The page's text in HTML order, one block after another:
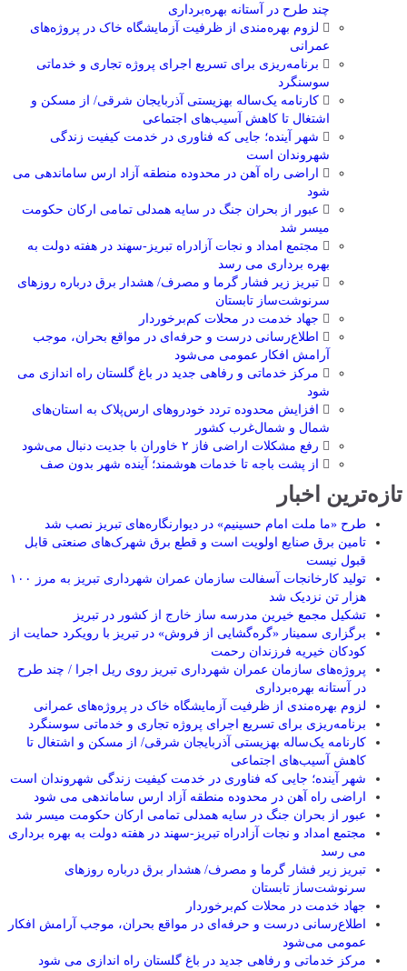
چند طرح در آستانه بهره‌برداری
لزوم بهره‌مندی از ظرفیت آزمایشگاه خاک در پروژه‌های
عمرانی
برنامه‌ریزی برای تسریع اجرای پروژه تجاری و خدماتی
سوسنگرد
کارنامه یک‌ساله بهزیستی آذربایجان شرقی/ از مسکن و
اشتغال تا کاهش آسیب‌های اجتماعی
شهر آینده؛ جایی که فناوری در خدمت کیفیت زندگی
شهروندان است
اراضی راه آهن در محدوده منطقه آزاد ارس ساماندهی می
شود
عبور از بحران جنگ در سایه همدلی تمامی ارکان حکومت
میسر شد
مجتمع امداد و نجات آزادراه تبریز-سهند در هفته دولت به
بهره ‌برداری می‌ رسد
تبریز زیر فشار گرما و مصرف/ هشدار برق درباره روزهای
سرنوشت‌ساز تابستان
جهاد خدمت در محلات کم‌برخوردار
اطلاع‌رسانی درست و حرفه‌ای در مواقع بحران، موجب
آرامش افکار عمومی می‌شود
مرکز خدماتی و رفاهی جدید در باغ گلستان راه اندازی می
شود
افزایش محدوده تردد خودروهای ارس‌پلاک به استان‌های
شمال و شمال‌غرب کشور
رفع مشکلات اراضی فاز ۲ خاوران با جدیت دنبال می‌شود
از پشت باجه تا خدمات هوشمند؛ آینده شهر بدون صف
تازه‌ترین اخبار
طرح «ما ملت امام حسینیم» در دیوارنگاره‌های تبریز نصب شد
تامین برق صنایع اولویت است و قطع برق شهرک‌های صنعتی قابل
قبول نیست
تولید کارخانجات آسفالت سازمان عمران شهرداری تبریز به مرز ۱۰۰
هزار تن نزدیک شد
تشکیل مجمع خیرین مدرسه ‌ساز خارج از کشور در تبریز
برگزاری سمینار «گره‌گشایی از فروش» در تبریز با رویکرد حمایت از
کودکان خیریه فرزندان رحمت
پروژه‌های سازمان عمران شهرداری تبریز روی ریل اجرا / چند طرح
در آستانه بهره‌برداری
لزوم بهره‌مندی از ظرفیت آزمایشگاه خاک در پروژه‌های عمرانی
برنامه‌ریزی برای تسریع اجرای پروژه تجاری و خدماتی سوسنگرد
کارنامه یک‌ساله بهزیستی آذربایجان شرقی/ از مسکن و اشتغال تا
کاهش آسیب‌های اجتماعی
شهر آینده؛ جایی که فناوری در خدمت کیفیت زندگی شهروندان است
اراضی راه آهن در محدوده منطقه آزاد ارس ساماندهی می شود
عبور از بحران جنگ در سایه همدلی تمامی ارکان حکومت میسر شد
مجتمع امداد و نجات آزادراه تبریز-سهند در هفته دولت به بهره ‌برداری
می‌ رسد
تبریز زیر فشار گرما و مصرف/ هشدار برق درباره روزهای
سرنوشت‌ساز تابستان
جهاد خدمت در محلات کم‌برخوردار
اطلاع‌رسانی درست و حرفه‌ای در مواقع بحران، موجب آرامش افکار
عمومی می‌شود
مرکز خدماتی و رفاهی جدید در باغ گلستان راه اندازی می شود